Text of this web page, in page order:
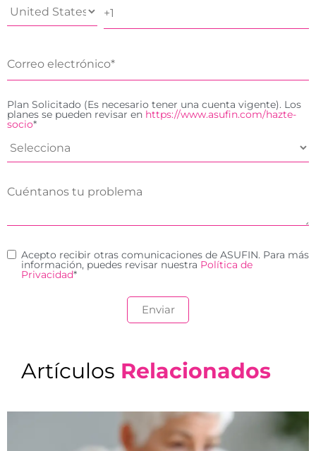
Plan Solicitado (Es necesario tener una cuenta vigente). Los
planes se pueden revisar en https://www.asufin.com/hazte-
socio*
Acepto recibir otras comunicaciones de ASUFIN. Para más
información, puedes revisar nuestra Política de
Privacidad*
Artículos Relacionados